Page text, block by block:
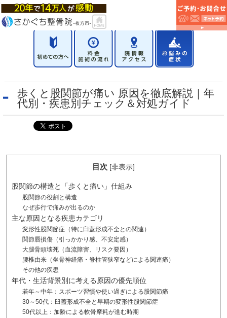
歩くと股関節が痛い 原因を徹底解説｜年
代別・疾患別チェック＆対処ガイド
目次 [非表示]
股関節の構造と「歩くと痛い」仕組み
股関節の役割と構造
なぜ歩行で痛みが出るのか
主な原因となる疾患カテゴリ
変形性股関節症（特に臼蓋形成不全との関連）
関節唇損傷（引っかかり感、不安定感）
大腿骨頭壊死（血流障害、リスク要因）
腰椎由来（坐骨神経痛・脊柱管狭窄などによる関連痛）
その他の疾患
年代・生活背景別に考える原因の優先順位
若年～中年：スポーツ習慣や使い過ぎによる股関節痛
30～50代：臼蓋形成不全と早期の変形性股関節症
50代以上：加齢による軟骨摩耗が進む時期